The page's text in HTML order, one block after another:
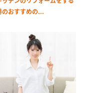
のおすすめの...